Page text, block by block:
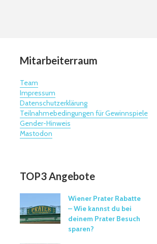
Mitarbeiterraum
Team
Impressum
Datenschutzerklärung
Teilnahmebedingungen für Gewinnspiele
Gender-Hinweis
Mastodon
TOP3 Angebote
Wiener Prater Rabatte
– Wie kannst du bei
deinem Prater Besuch
sparen?